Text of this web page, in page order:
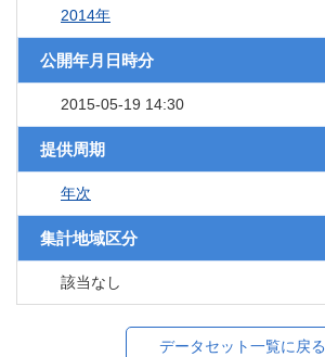
2014年
公開年月日時分
2015-05-19 14:30
提供周期
年次
集計地域区分
該当なし
データセット一覧に戻る